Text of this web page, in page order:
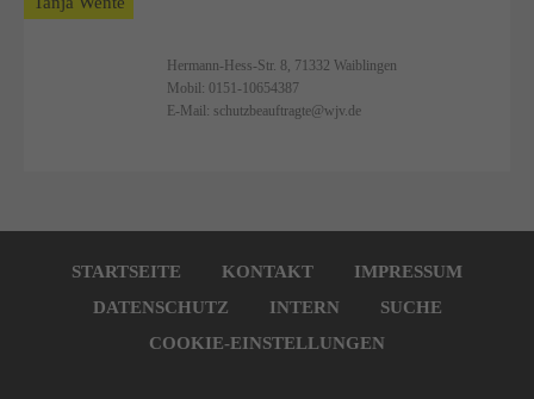
Hermann-Hess-Str. 8, 71332 Waiblingen
Mobil: 0151-10654387
E-Mail: schutzbeauftragte@wjv.de
überspringenSTARTSEITE KONTAKT
IMPRESSUM
DATENSCHUTZ
INTERN
SUCHE
COOKIE-EINSTELLUNGEN